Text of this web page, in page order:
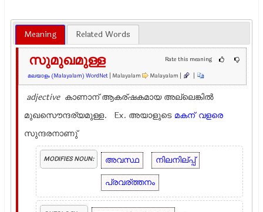
Meaning Related Words
Rate this meaning
സുമുഖമുള്ള
മലയാളം (Malayalam) WordNet | Malayalam Malayalam | |
adjective കാണാന് ആകര്ഷകമായ അല്ലെങ്കില്‍
മുഖസൌന്ദര്യമുള്ള. Ex. അയാളുടെ മകന് വളരെ
സുന്ദരനാണു്
MODIFIES NOUN: അവസ്ഥ
നിലനില്പ്പ്
പ്രവര്ത്തനം